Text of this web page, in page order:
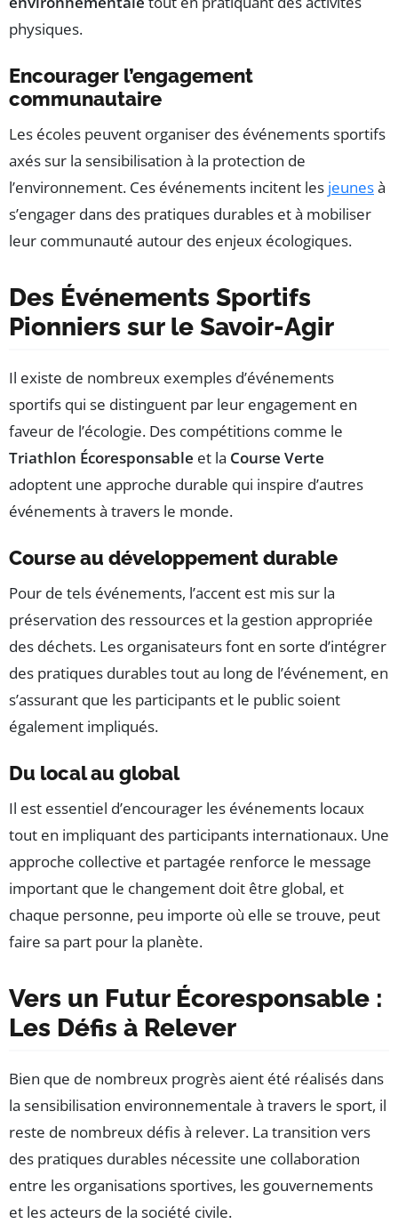
physiques.
Encourager l’engagement
communautaire
Les écoles peuvent organiser des événements sportifs
axés sur la sensibilisation à la protection de
l’environnement. Ces événements incitent les jeunesà
s’engager dans des pratiques durables et à mobiliser
leur communauté autour des enjeux écologiques.
Des Événements Sportifs
Pionniers sur le Savoir-Agir
Il existe de nombreux exemples d’événements
sportifs qui se distinguent par leur engagement en
faveur de l’écologie. Des compétitions comme le
Triathlon Écoresponsable et la Course Verte
adoptent une approche durable qui inspire d’autres
événements à travers le monde.
Course au développement durable
Pour de tels événements, l’accent est mis sur la
préservation des ressources et la gestion appropriée
des déchets. Les organisateurs font en sorte d’intégrer
des pratiques durables tout au long de l’événement, en
s’assurant que les participants et le public soient
également impliqués.
Du local au global
Il est essentiel d’encourager les événements locaux
tout en impliquant des participants internationaux. Une
approche collective et partagée renforce le message
important que le changement doit être global, et
chaque personne, peu importe où elle se trouve, peut
faire sa part pour la planète.
Vers un Futur Écoresponsable :
Les Défis à Relever
Bien que de nombreux progrès aient été réalisés dans
la sensibilisation environnementale à travers le sport, il
reste de nombreux défis à relever. La transition vers
des pratiques durables nécessite une collaboration
entre les organisations sportives, les gouvernements
et les acteurs de la société civile.